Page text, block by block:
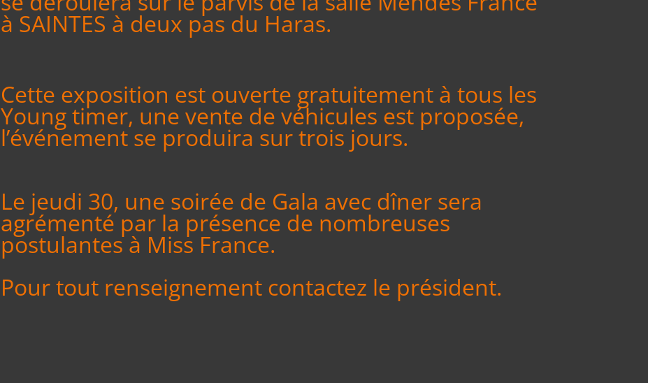
à SAINTES à deux pas du Haras.
Cette exposition est ouverte gratuitement à tous les
Young timer, une vente de véhicules est proposée,
l’événement se produira sur trois jours.
Le jeudi 30, une soirée de Gala avec dîner sera
agrémenté par la présence de nombreuses
postulantes à Miss France.
Pour tout renseignement contactez le président.